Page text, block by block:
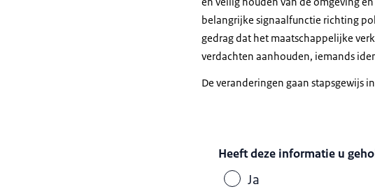
belangrijke signaalfunctie richting
gedrag dat het maatschappelijke
verdachten aanhouden, iemands
De veranderingen gaan stapsgewijs
Heeft deze informatie u
Ja